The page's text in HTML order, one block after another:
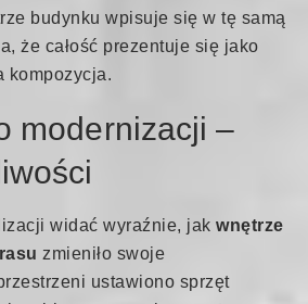
budynku wpisuje się w tę samą
że całość prezentuje się jako
kompozycja.
modernizacji –
widać wyraźnie, jak wnętrze
zmieniło swoje
ustawiono sprzęt